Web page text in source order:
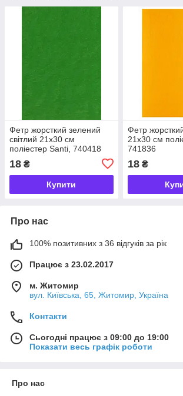
Фетр жорсткий зелений
світлий 21х30 см
поліестер Santi, 740418
18 ₴
Купити
Фетр
21х30 см
741836
18₴
Про нас
100% позитивних з 36 відгуків за рік
Працює з 23.02.2017
м. Житомир
вул. Київська, 65, Житомир, Україна
Контакти
Сьогодні працює з 09:00 до 19:00
Показати весь графік роботи
Про нас